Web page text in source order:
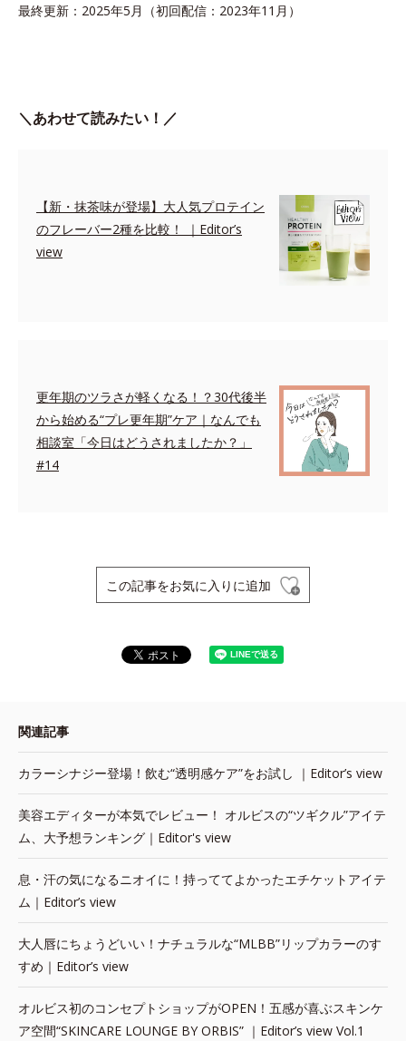
最終更新：2025年5月（初回配信：2023年11月）
＼あわせて読みたい！／
【新・抹茶味が登場】大人気プロテイン
のフレーバー2種を比較！ ｜Editor’s
view
更年期のツラさが軽くなる！？30代後半
から始める“プレ更年期”ケア｜なんでも
相談室「今日はどうされましたか？」
#14
この記事をお気に入りに追加
関連記事
カラーシナジー登場！飲む“透明感ケア”をお試し ｜Editor’s view
美容エディターが本気でレビュー！ オルビスの“ツギクル”アイテ
ム、大予想ランキング｜Editor's view
息・汗の気になるニオイに！持っててよかったエチケットアイテ
ム｜Editor’s view
大人唇にちょうどいい！ナチュラルな“MLBB”リップカラーのす
すめ｜Editor’s view
オルビス初のコンセプトショップがOPEN！五感が喜ぶスキンケ
ア空間“SKINCARE LOUNGE BY ORBIS” ｜Editor’s view Vol.1